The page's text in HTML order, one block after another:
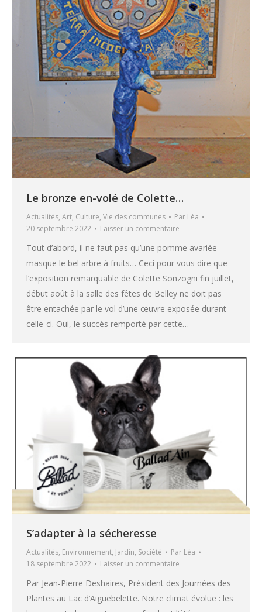
Le bronze en-volé de Colette…
Actualités, Art, Culture, Vie des communes Par Léa
20 septembre 2022
Laisser un commentaire
Tout d’abord, il ne faut pas qu’une pomme avariée
masque le bel arbre à fruits… Ceci pour vous dire que
l’exposition remarquable de Colette Sonzogni fin juillet,
début août à la salle des fêtes de Belley ne doit pas
être entachée par le vol d’une œuvre exposée durant
celle-ci. Oui, le succès remporté par cette…
S’adapter à la sécheresse
Actualités, Environnement, Jardin, Société Par Léa
18 septembre 2022
Laisser un commentaire
Par Jean-Pierre Deshaires, Président des Journées des
Plantes au Lac d’Aiguebelette. Notre climat évolue : les